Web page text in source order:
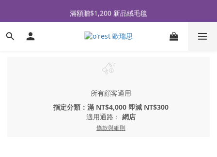
全品牌滿 $990免運｜會員買即贈〈 購物金 〉
滿額贈$1,200 新品絨毛毯
全品牌滿 $990免運｜會員買即贈〈 購物金 〉
所有顧客適用
指定分類：滿 NT$4,000 即減 NT$300
適用通路： 網店
條款與細則